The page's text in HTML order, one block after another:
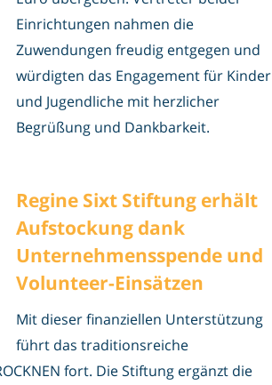
Einrichtungen nahmen die
Zuwendungen freudig entgegen und
würdigten das Engagement für Kinder
und Jugendliche mit herzlicher
Begrüßung und Dankbarkeit.
Regine Sixt Stiftung erhält
Aufstockung dank
Unternehmensspende und
Volunteer-Einsätzen
Mit dieser finanziellen Unterstützung
führt das traditionsreiche
fort. Die Stiftung ergänzt die